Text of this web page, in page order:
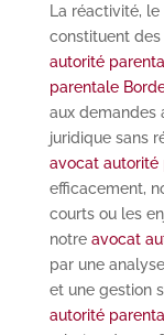
La réactivité,
constituent
autorité
parentale
aux demandes
juridique sans
avocat autorité
efficacement,
courts ou les
notre avocat
par une
et une gestion
autorité